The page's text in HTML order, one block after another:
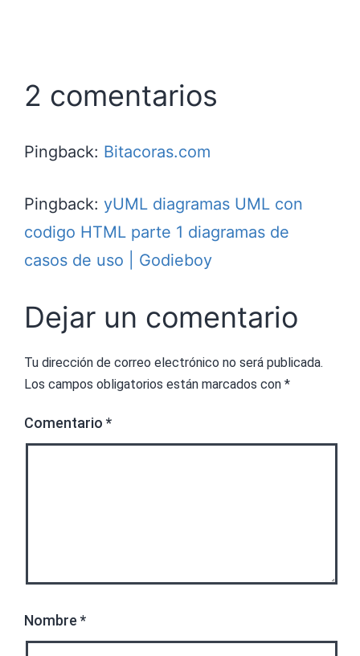
2 comentarios
Pingback: Bitacoras.com
Pingback: yUML diagramas UML con
codigo HTML parte 1 diagramas de
casos de uso | Godieboy
Dejar un comentario
Tu dirección de correo electrónico no será publicada.
Los campos obligatorios están marcados con *
Comentario *
Nombre *